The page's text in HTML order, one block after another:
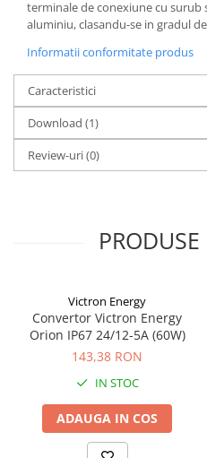
Pachete acumulatori VRLA
Sisteme de management (BMS)
Redresoare, incarcatoare si
Redresoare auto, moto, barci si
stationare
Surse UPS
UPS pentru centrale termice si
energiei electrice
Cabinete baterii
Acumulatori UPS
Drumetii / Camping
Accesorii
Frigidere portabile
terminale de conexiune cu surub
aluminiu, clasandu-se in gradul
Informatii conformitate produs
Caracteristici
Download (1)
Review-uri(0)
Victron Energy
Convertor Victron Energy
Orion IP67 24/12-5A (60W)
143,38 RON
IN STOC
ADAUGA IN COS